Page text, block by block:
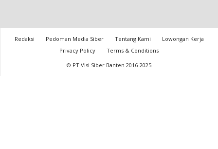
Redaksi Pedoman Media Siber Tentang Kami
Lowongan Kerja
Privacy Policy
Terms & Conditions
© PT Visi Siber Banten 2016-2025